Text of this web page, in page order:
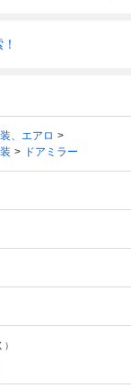
、エアロ
ドアミラー